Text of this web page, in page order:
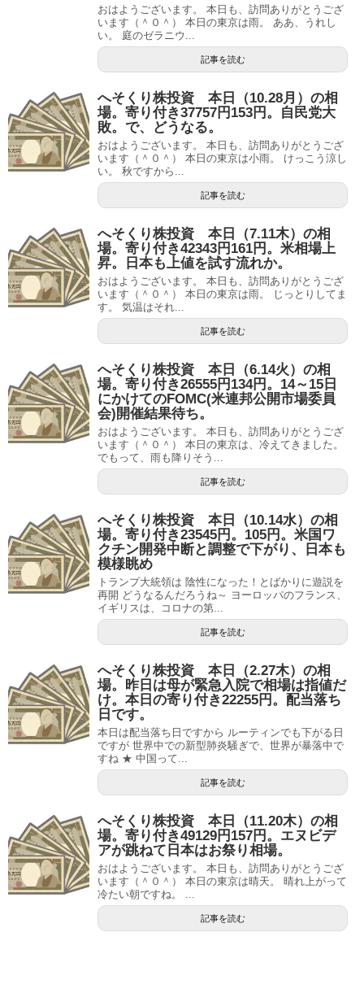
おはようございます。 本日も、訪問ありがとうござ
います（＾０＾） 本日の東京は雨。 ああ、うれし
い。 庭のゼラニウ...
記事を読む
へそくり株投資 本日（10.28月）の相
場。寄り付き37757円153円。自民党大
敗。で、どうなる。
おはようございます。 本日も、訪問ありがとうござ
います（＾０＾） 本日の東京は小雨。 けっこう涼し
い。 秋ですから...
記事を読む
へそくり株投資 本日（7.11木）の相
場。寄り付き42343円161円。米相場上
昇。日本も上値を試す流れか。
おはようございます。 本日も、訪問ありがとうござ
います（＾０＾） 本日の東京は雨。 じっとりしてま
す。 気温はそれ...
記事を読む
へそくり株投資 本日（6.14火）の相
場。寄り付き26555円134円。14～15日
にかけてのFOMC(米連邦公開市場委員
会)開催結果待ち。
おはようございます。 本日も、訪問ありがとうござ
います（＾０＾） 本日の東京は、冷えてきました。
でもって、雨も降りそう...
記事を読む
へそくり株投資 本日（10.14水）の相
場。寄り付き23545円。105円。米国ワ
クチン開発中断と調整で下がり、日本も
模様眺め
トランプ大統領は 陰性になった！とばかりに遊説を
再開 どうなるんだろうね～ ヨーロッパのフランス、
イギリスは、コロナの第...
記事を読む
へそくり株投資 本日（2.27木）の相
場。昨日は母が緊急入院で相場は指値だ
け。本日の寄り付き22255円。配当落ち
日です。
本日は配当落ち日ですから ルーティンでも下がる日
ですが 世界中での新型肺炎騒ぎで、世界が暴落中で
すね ★ 中国って...
記事を読む
へそくり株投資 本日（11.20木）の相
場。寄り付き49129円157円。エヌビデ
アが跳ねて日本はお祭り相場。
おはようございます。 本日も、訪問ありがとうござ
います（＾０＾） 本日の東京は晴天。 晴れ上がって
冷たい朝ですね。 ...
記事を読む